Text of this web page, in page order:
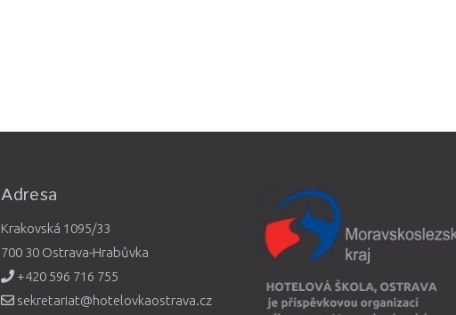
Adresa
Krakovská 1095/33
700 30 Ostrava-Hrabůvka
+420 596 716 755
sekretariat@hotelovkaostrava.cz